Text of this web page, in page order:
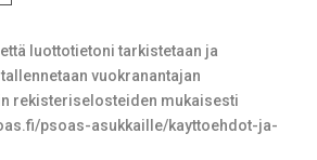
luottotietoni tarkistetaan ja
vuokranantajan
rekisteriselosteiden mukaisesti
psoas-asukkaille/kayttoehdot-ja-